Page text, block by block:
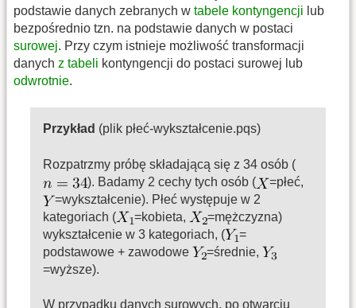
podstawie danych zebranych w tabele kontyngencji lub
bezpośrednio tzn. na podstawie danych w postaci
surowej. Przy czym istnieje możliwość transformacji
danych z tabeli kontyngencji do postaci surowej lub
odwrotnie.
Przykład (plik płeć-wykształcenie.pqs)
Rozpatrzmy próbę składającą się z 34 osób (
). Badamy 2 cechy tych osób (
=płeć,
=wykształcenie). Płeć występuje w 2
kategoriach (
=kobieta,
=mężczyzna)
wykształcenie w 3 kategoriach, (
=
podstawowe + zawodowe
=średnie,
=wyższe).
W przypadku danych surowych, po otwarciu